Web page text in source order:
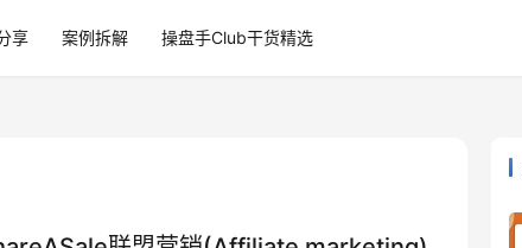
享 案例拆解 操盘手Club干货精选